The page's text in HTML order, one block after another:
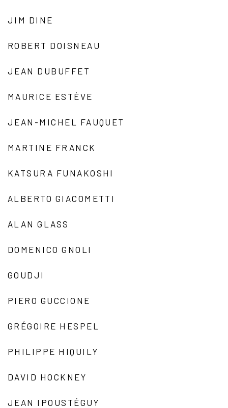
JIM DINE
ROBERT DOISNEAU
JEAN DUBUFFET
MAURICE ESTÈVE
JEAN-MICHEL FAUQUET
MARTINE FRANCK
KATSURA FUNAKOSHI
ALBERTO GIACOMETTI
ALAN GLASS
DOMENICO GNOLI
GOUDJI
PIERO GUCCIONE
GRÉGOIRE HESPEL
PHILIPPE HIQUILY
DAVID HOCKNEY
JEAN IPOUSTÉGUY